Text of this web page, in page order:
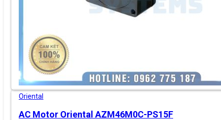
Oriental
AC Motor Oriental AZM46M0C-PS15F